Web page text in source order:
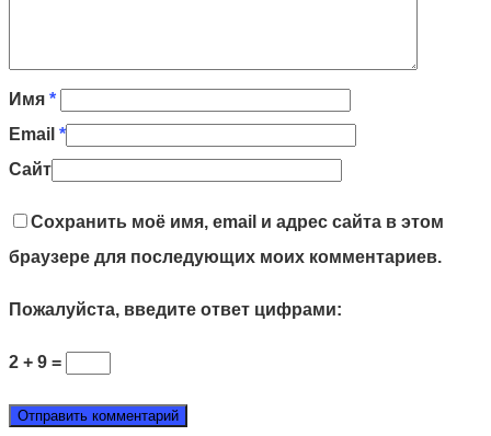
Имя *
Email *
Сайт
Сохранить моё имя, email и адрес сайта в этом
браузере для последующих моих комментариев.
Пожалуйста, введите ответ цифрами:
2 + 9 =